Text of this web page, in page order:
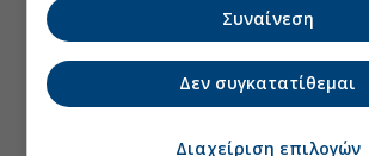
Συναίνεση
Δεν συγκατατίθεμαι
Διαχείριση επιλογών